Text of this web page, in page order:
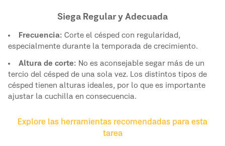
Siega Regular y Adecuada
Frecuencia: Corte el césped con regularidad,
especialmente durante la temporada de crecimiento.
Altura de corte: No es aconsejable segar más de un
tercio del césped de una sola vez. Los distintos tipos de
césped tienen alturas ideales, por lo que es importante
ajustar la cuchilla en consecuencia.
Explore las herramientas recomendadas para esta
tarea